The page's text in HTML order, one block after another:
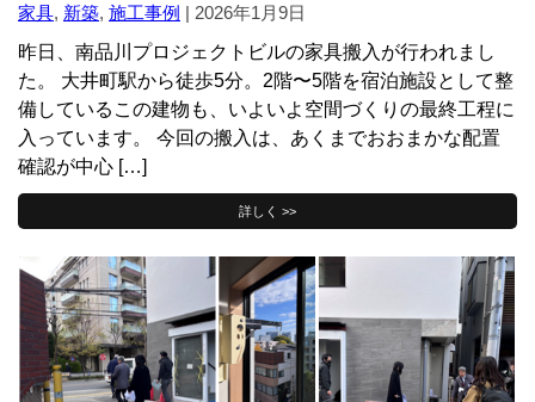
家具, 新築, 施工事例 | 2026年1月9日
昨日、南品川プロジェクトビルの家具搬入が行われまし
た。 大井町駅から徒歩5分。2階〜5階を宿泊施設として整
備しているこの建物も、いよいよ空間づくりの最終工程に
入っています。 今回の搬入は、あくまでおおまかな配置
確認が中心 […]
詳しく >>